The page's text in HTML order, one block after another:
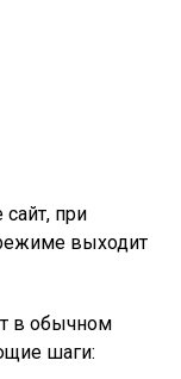
при
выходит
в обычном
шаги: